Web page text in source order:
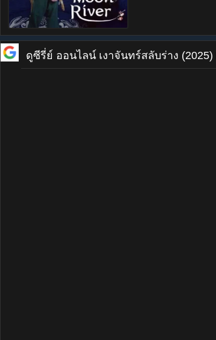
ดูซีรี่ย์ ออนไลน์ เงาจันทร์สลับร่าง